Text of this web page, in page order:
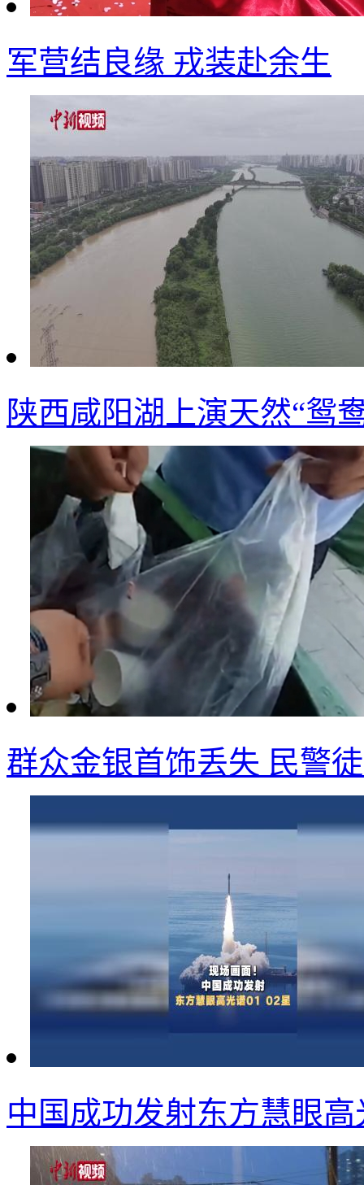
军营结良缘 戎装赴余生
陕西咸阳湖上演天然“鸳
群众金银首饰丢失 民警
中国成功发射东方慧眼高